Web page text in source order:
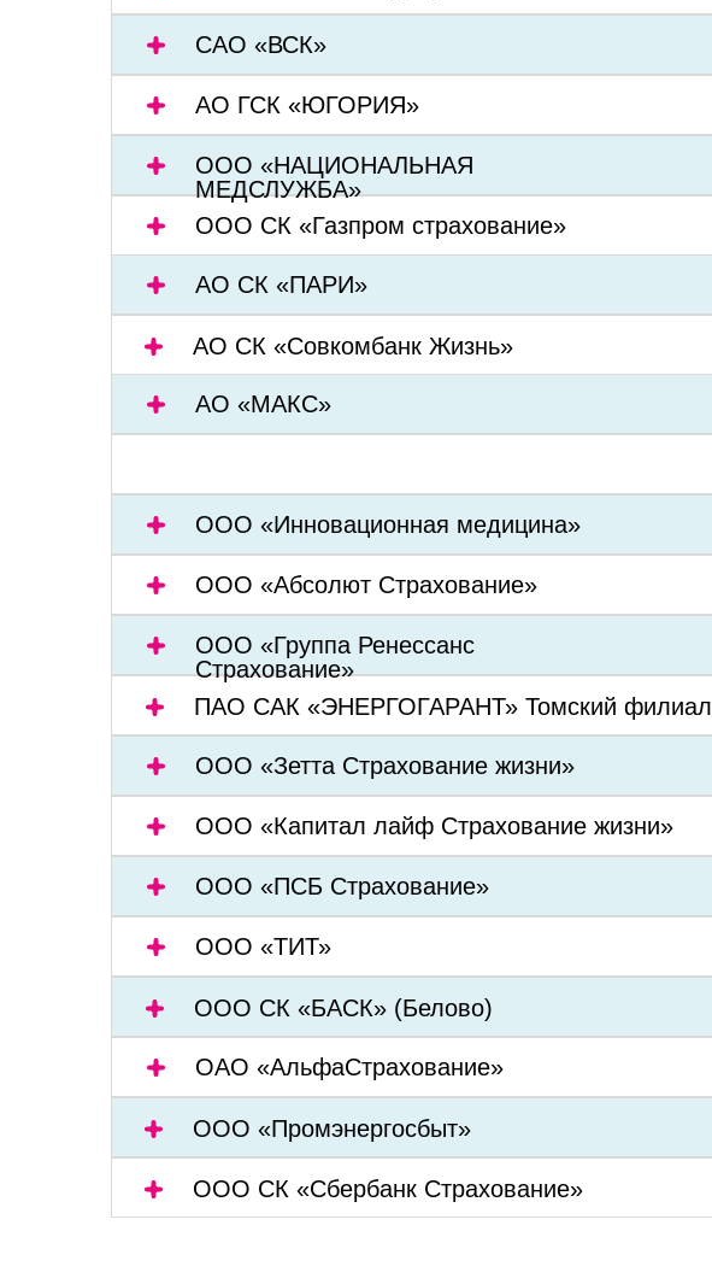
ООО «ПСБ Страхование»
ООО «Зетта Страхование жизни»
ООО «ТИТ»
ООО «Капитал лайф Страхование жизни»
АО ГСК «ЮГОРИЯ»
САО «ВСК»
ООО «НАЦИОНАЛЬНАЯ
МЕДСЛУЖБА»
ООО СК «Газпром страхование»
ООО «Абсолют Страхование»
АО СК «ПАРИ»
ООО «Инновационная медицина»
АО «МАКС»
ПАО САК «ЭНЕРГОГАРАНТ» Томский филиал
АО СК «Совкомбанк Жизнь»
ОАО «АльфаСтрахование»
ООО СК «БАСК» (Белово)
ООО «Промэнергосбыт»
ООО СК «Сбербанк Страхование»
ООО «Группа Ренессанс
Страхование»